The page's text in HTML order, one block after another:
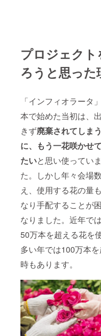
プロジェクト
ろうと思った
「インフィオラータ
本で始めた当初は、
きず廃棄されてしま
に、もう一花咲かせ
たいと思い使ってい
た。しかし年々会場
え、使用する花の量
なり手配することが
なりました。近年で
50万本を超える花を使
多い年では100万本
時もあります。